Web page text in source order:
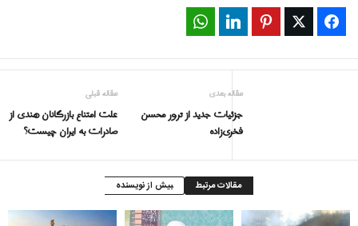
Facebook
Twitter
Pinterest
LinkedIn
مقاله قبلی
علت امتناع بازرگانان هندی از
صادرات به ایران چیست؟
مقاله بعدی
جزئیات جدید از ترور محسن
فخری‌زاده
مقالات مرتبط بیش از نویسنده